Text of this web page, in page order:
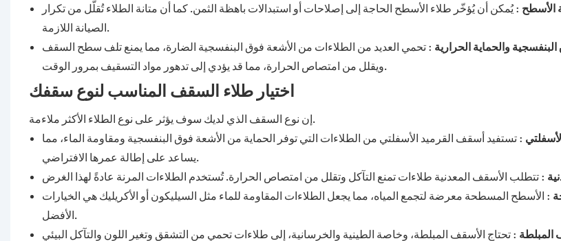
الأسطح : يُمكن أن يُؤخّر طلاء الأسطح الحاجة إلى إصلاحات أو استبدالات باهظة الثمن. كما أن متانة الطلاء تُقلّل من تكرار
والحماية الحرارية : تحمي العديد من الطلاءات من الأشعة فوق البنفسجية الضارة، مما يمنع تلف سطح السقف
اختيار طلاء السقف المناسب لنوع سقفك
: تستفيد أسقف القرميد الأسفلتي من الطلاءات التي توفر الحماية من الأشعة فوق البنفسجية ومقاومة الماء، مما
: الأسطح المسطحة معرضة لتجمع المياه، مما يجعل الطلاءات المقاومة للماء مثل السيليكون أو الأكريليك هي الخيارات
المبلطة